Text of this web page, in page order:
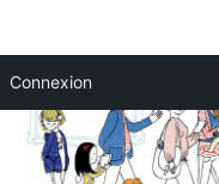
Connexion
contenu